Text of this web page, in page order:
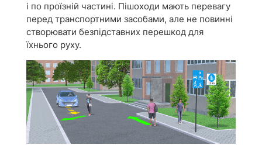
і по проїзній частині. Пішоходи мають перевагу
перед транспортними засобами, але не повинні
створювати безпідставних перешкод для
їхнього руху.